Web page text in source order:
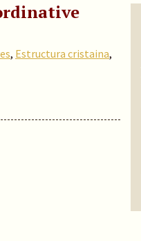
, Estructura cristaina,